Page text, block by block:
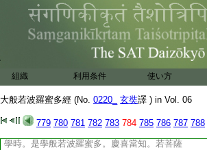
組織 利用条件 使い方
大般若波羅蜜多經 (No. 0220_ 玄奘譯 ) in Vol. 06
779 780 781 782 783 784 785 786 787 788
此眼所行故。佛告慶喜。如彼佛土衆會等事。
非此土眼所行境界。一切法亦如是。皆非眼
根之所行境。法不行法。法不見法。法不知法。
慶喜當知。一切法無行者無見者無知者無
動無作。所以者何。以一切法皆無作用。能取
所取性遠離故。以一切法不可思議。能所思
議性遠離故。以一切法如幻事等。衆縁和合
相似有故。以一切法無作受者。妄現似有無
堅實故。慶喜當知。若菩薩摩訶薩如是知如
是見如是行者。是行般若波羅蜜多。亦不執
學時。是學般若波羅蜜多。慶喜當知。若菩薩